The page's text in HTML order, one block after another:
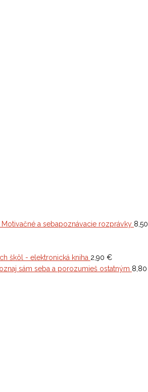
a sebapoznávacie rozprávky 8,50
škôl - elektronická kniha 2,90 €
sám seba a porozumieš ostatným 8,80